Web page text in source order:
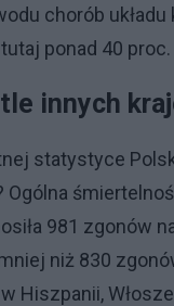
chorób układu
ponad 40 proc.
innych
statystyce
Ogólna
981 zgonów
niż 830
Hiszpanii,